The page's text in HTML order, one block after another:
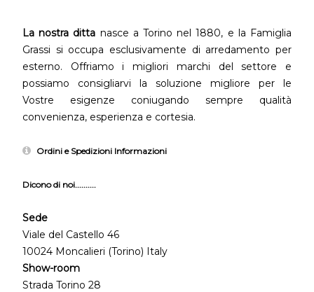
La nostra ditta nasce a Torino nel 1880, e la Famiglia
Grassi si occupa esclusivamente di arredamento per
esterno. Offriamo i migliori marchi del settore e
possiamo consigliarvi la soluzione migliore per le
Vostre esigenze coniugando sempre qualità
convenienza, esperienza e cortesia.
Ordini e Spedizioni Informazioni
Dicono di noi..........
Sede
Viale del Castello 46
10024 Moncalieri (Torino) Italy
Show-room
Strada Torino 28